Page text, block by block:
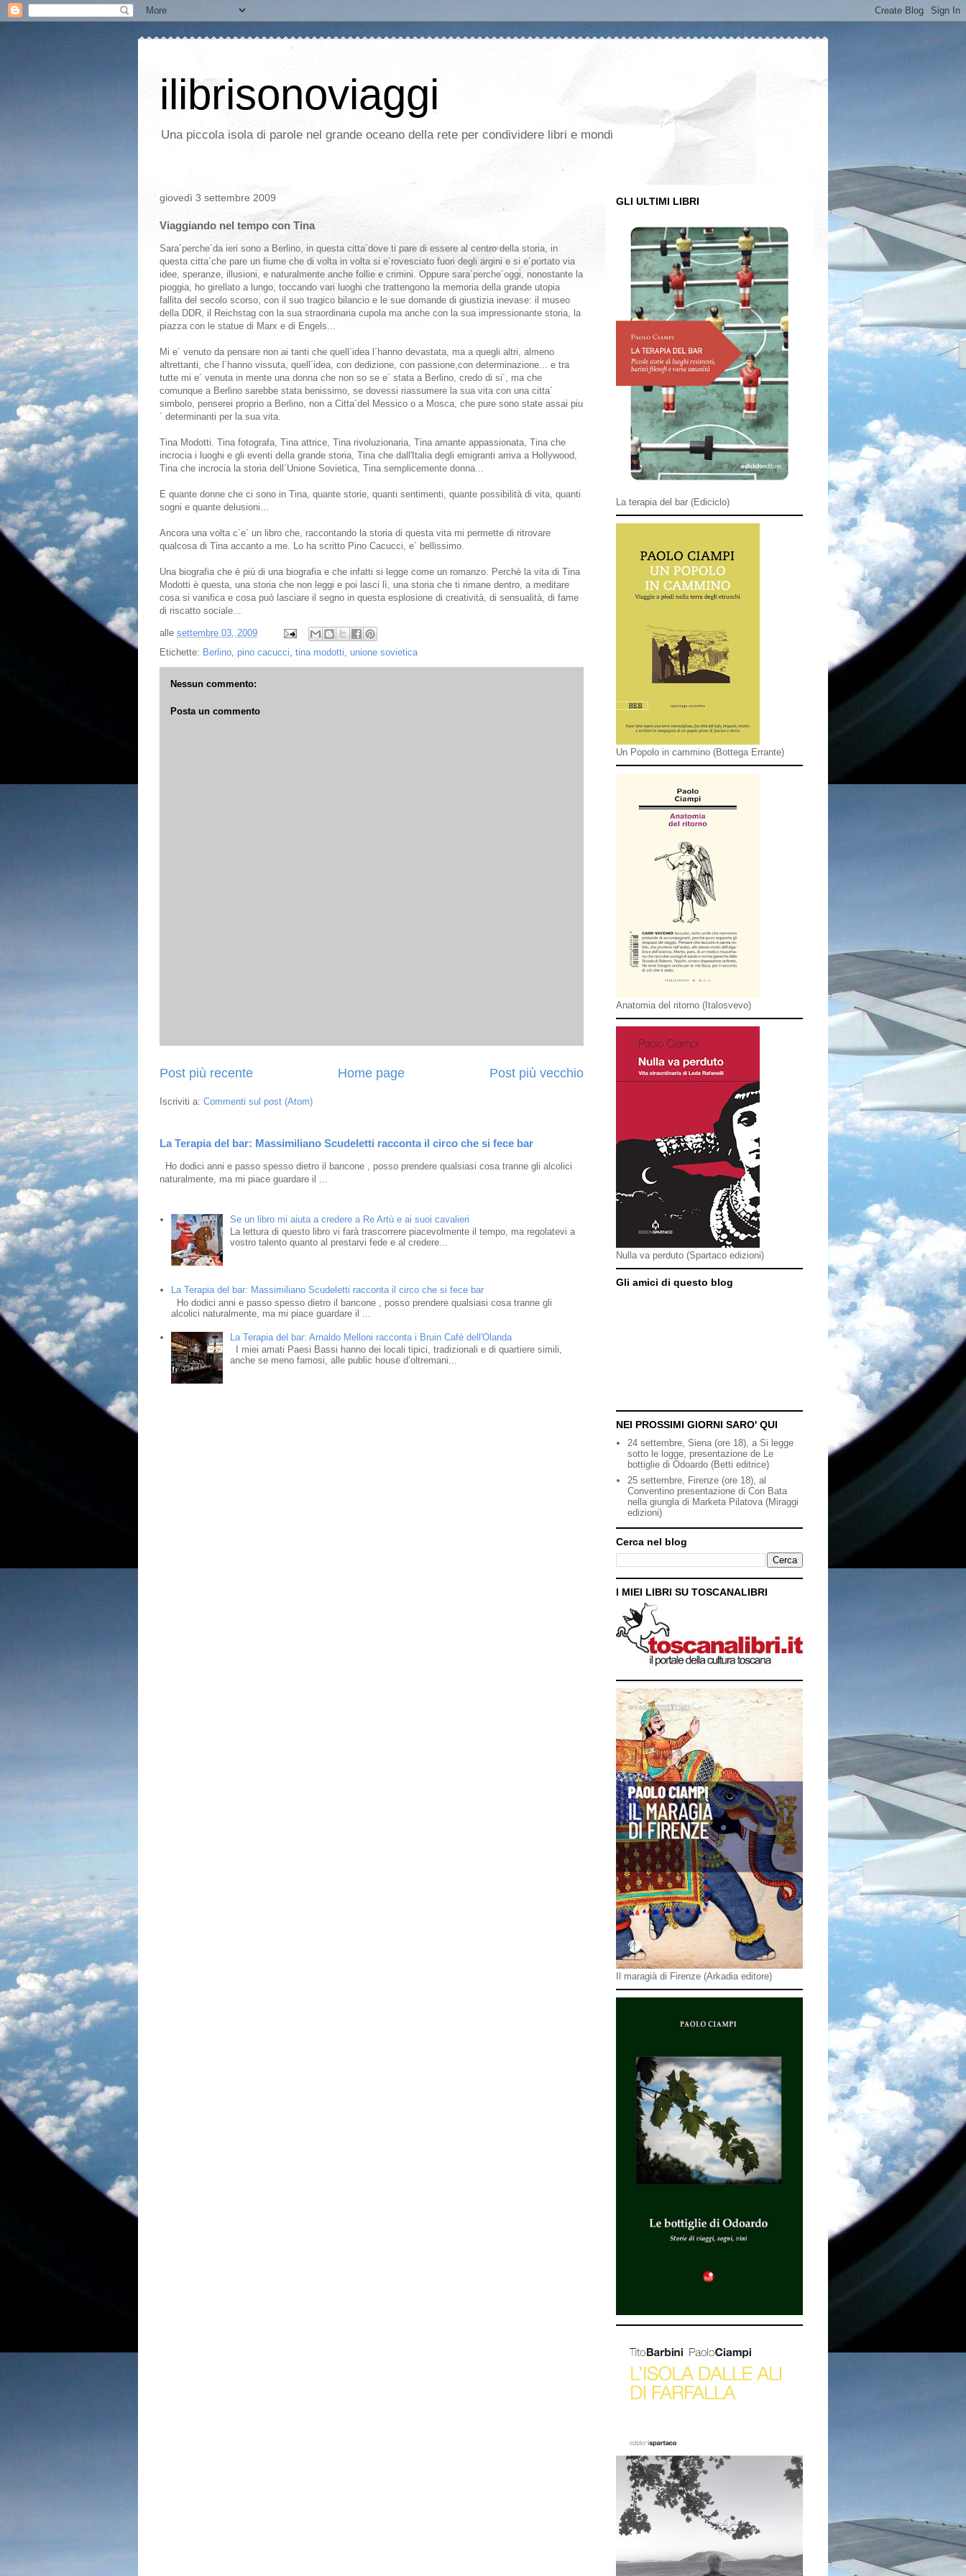
ilibrisonoviaggi
Una piccola isola di parole nel grande oceano della rete per condividere libri e mondi
giovedì 3 settembre 2009
Viaggiando nel tempo con Tina
Sara´perche´da ieri sono a Berlino, in questa citta´dove ti pare di essere al centro della storia, in
questa citta´che pare un fiume che di volta in volta si e´rovesciato fuori degli argini e si e´portato via
idee, speranze, illusioni, e naturalmente anche follie e crimini. Oppure sara´perche´oggi, nonostante la
pioggia, ho girellato a lungo, toccando vari luoghi che trattengono la memoria della grande utopia
fallita del secolo scorso, con il suo tragico bilancio e le sue domande di giustizia inevase: il museo
della DDR, il Reichstag con la sua straordinaria cupola ma anche con la sua impressionante storia, la
piazza con le statue di Marx e di Engels...
Mi e´ venuto da pensare non ai tanti che quell´idea l´hanno devastata, ma a quegli altri, almeno
altrettanti, che l´hanno vissuta, quell´idea, con dedizione, con passione,con determinazione... e tra
tutte mi e´ venuta in mente una donna che non so se e´ stata a Berlino, credo di si´, ma che
comunque a Berlino sarebbe stata benissimo, se dovessi riassumere la sua vita con una citta´
simbolo, penserei proprio a Berlino, non a Citta´del Messico o a Mosca, che pure sono state assai piu
´ determinanti per la sua vita.
Tina Modotti. Tina fotografa, Tina attrice, Tina rivoluzionaria, Tina amante appassionata, Tina che
incrocia i luoghi e gli eventi della grande storia, Tina che dall'Italia degli emigranti arriva a Hollywood,
Tina che incrocia la storia dell´Unione Sovietica, Tina semplicemente donna...
E quante donne che ci sono in Tina, quante storie, quanti sentimenti, quante possibilità di vita, quanti
sogni e quante delusioni...
Ancora una volta c´e´ un libro che, raccontando la storia di questa vita mi permette di ritrovare
qualcosa di Tina accanto a me. Lo ha scritto Pino Cacucci, e´ bellissimo.
Una biografia che è più di una biografia e che infatti si legge come un romanzo. Perchè la vita di Tina
Modotti è questa, una storia che non leggi e poi lasci lì, una storia che ti rimane dentro, a meditare
cosa si vanifica e cosa può lasciare il segno in questa esplosione di creatività, di sensualità, di fame
di riscatto sociale...
alle settembre 03, 2009
Etichette: Berlino, pino cacucci, tina modotti, unione sovietica
Nessun commento:
Posta un commento
Post più recente Post più vecchio
Home page
Iscriviti a: Commenti sul post (Atom)
La Terapia del bar: Massimiliano Scudeletti racconta il circo che si fece bar
Ho dodici anni e passo spesso dietro il bancone , posso prendere qualsiasi cosa tranne gli alcolici
naturalmente, ma mi piace guardare il ...
Se un libro mi aiuta a credere a Re Artù e ai suoi cavalieri
La lettura di questo libro vi farà trascorrere piacevolmente il tempo, ma regolatevi a
vostro talento quanto al prestarvi fede e al credere...
La Terapia del bar: Massimiliano Scudeletti racconta il circo che si fece bar
Ho dodici anni e passo spesso dietro il bancone , posso prendere qualsiasi cosa tranne gli
alcolici naturalmente, ma mi piace guardare il ...
La Terapia del bar: Arnaldo Melloni racconta i Bruin Café dell'Olanda
I miei amati Paesi Bassi hanno dei locali tipici, tradizionali e di quartiere simili,
anche se meno famosi, alle public house d’oltremani...
GLI ULTIMI LIBRI
La terapia del bar (Ediciclo)
Un Popolo in cammino (Bottega Errante)
Anatomia del ritorno (Italosvevo)
Nulla va perduto (Spartaco edizioni)
Gli amici di questo blog
NEI PROSSIMI GIORNI SARO' QUI
24 settembre, Siena (ore 18), a Si legge
sotto le logge, presentazione de Le
bottiglie di Odoardo (Betti editrice)
25 settembre, Firenze (ore 18), al
Conventino presentazione di Con Bata
nella giungla di Marketa Pilatova (Miraggi
edizioni)
Cerca nel blog
I MIEI LIBRI SU TOSCANALIBRI
Il maragià di Firenze (Arkadia editore)